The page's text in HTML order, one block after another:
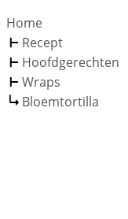
Home
Recept
Hoofdgerechten
Wraps
Bloemtortilla